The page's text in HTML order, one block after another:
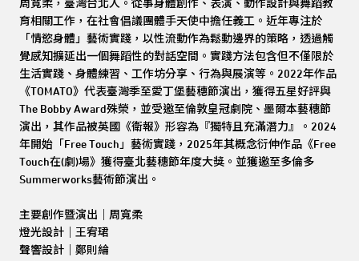
周寬柔，臺灣台北人。從事身體創作、表演、動作設計與舞蹈教
育相關工作，在社會倡議團體手天使中擔任義工。近年專注於
「情慾身體」藝術實踐，以性流動作為鬆動邊界的策略，透過觸
覺感知擴延出一個舞蹈性的對話空間。實踐方法包含但不僅限於
生活實踐、身體練習、工作坊分享、行為與展演等。2022年作品
《TOMATO》代表臺灣季至愛丁堡藝穗節演出，獲得五星好評與
The Bobby Award殊榮，並受邀至倫敦皇冠劇院、墨爾本藝穗節
演出，其作品被英國《衛報》形容為『獨特且充滿潛力』。2024
年開始「Free Touch」藝術實踐，2025年其概念衍伸作品《Free
Touch在(劇)場》獲得臺北藝穗節年度大獎。並獲邀至多倫多
Summerworks藝術節演出。
主要創作暨演出｜周寬柔
燈光設計｜王宥珺
聲響設計｜鄭則綸